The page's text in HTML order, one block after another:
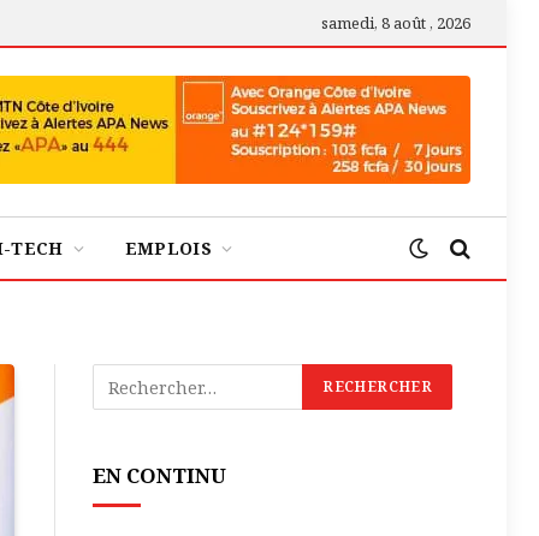
samedi, 8 août , 2026
TECH EMPLOIS
EN CONTINU